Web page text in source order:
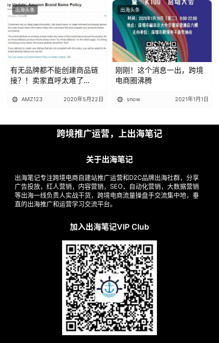
出海头条
有无品牌都不能创建商品链
接？！卖家直呼太难了...
AMZ123 2020年5月22日
出海头条
刚刚！这个消息一出，跨境
电商圈沸腾
snow 2021年1月1日
跨境推广运营，上出海笔记
关于出海笔记
出海笔记专注跨境电商自建站推广运营和D2C品牌出海社群，分享
广告投放，红人营销，内容营销，SEO，自动化营销，大数据营销
等出海一线负责人实战干货，跨境电商流量操盘手交流集中地，垂
直的出海推广和运营学习交流平台。
加入出海笔记VIP Club